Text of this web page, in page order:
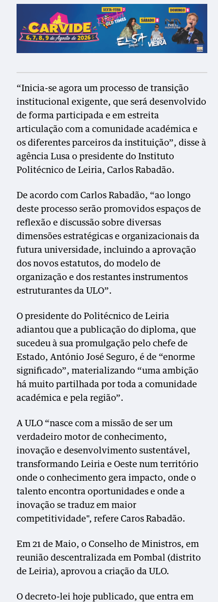
“Inicia-se agora um processo de transição
institucional exigente, que será desenvolvido
de forma participada e em estreita
articulação com a comunidade académica e
os diferentes parceiros da instituição”, disse à
agência Lusa o presidente do Instituto
Politécnico de Leiria, Carlos Rabadão.
De acordo com Carlos Rabadão, “ao longo
deste processo serão promovidos espaços de
reflexão e discussão sobre diversas
dimensões estratégicas e organizacionais da
futura universidade, incluindo a aprovação
dos novos estatutos, do modelo de
organização e dos restantes instrumentos
estruturantes da ULO”.
O presidente do Politécnico de Leiria
adiantou que a publicação do diploma, que
sucedeu à sua promulgação pelo chefe de
Estado, António José Seguro, é de “enorme
significado”, materializando “uma ambição
há muito partilhada por toda a comunidade
académica e pela região”.
A ULO “nasce com a missão de ser um
verdadeiro motor de conhecimento,
inovação e desenvolvimento sustentável,
transformando Leiria e Oeste num território
onde o conhecimento gera impacto, onde o
talento encontra oportunidades e onde a
inovação se traduz em maior
competitividade", refere Caros Rabadão.
Em 21 de Maio, o Conselho de Ministros, em
reunião descentralizada em Pombal (distrito
de Leiria), aprovou a criação da ULO.
O decreto-lei hoje publicado, que entra em